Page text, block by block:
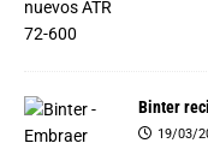
Binter
19/03/